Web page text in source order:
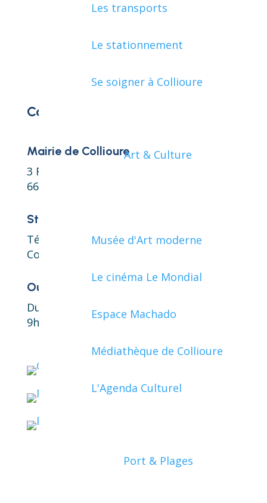
Les transports
Le stationnement
Se soigner à Collioure
Art & Culture
Musée d'Art moderne
Le cinéma Le Mondial
Espace Machado
Médiathèque de Collioure
L'Agenda Culturel
Port & Plages
Contact
Mairie de Collioure
3 Rue de la République
66190 Collioure
Standard
Téléphone : 04 68 82 05 66
Courriel :
Ouverture au public
Du lundi au vendredi
9h00-12h00 et 14h00-17h00